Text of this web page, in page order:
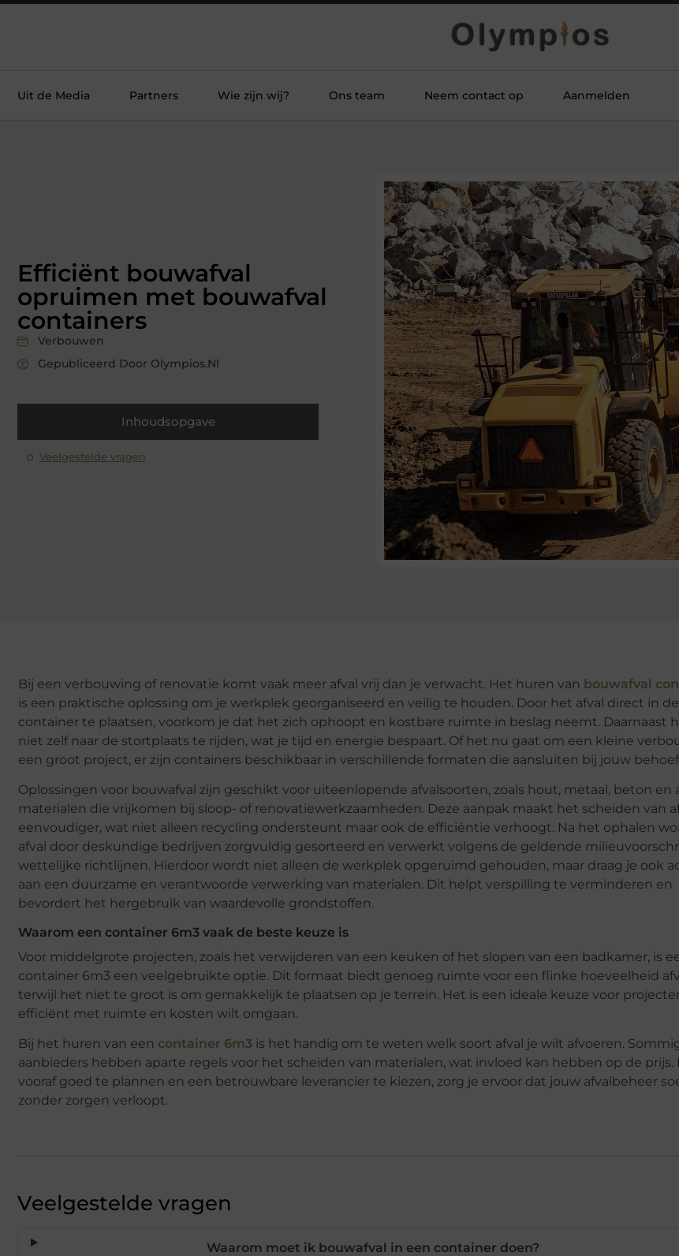
Uit de Media Partners Wie zijn wij? Ons team Neem contact op Aanmelden
Efficiënt bouwafval
opruimen met bouwafval
containers
Verbouwen
Gepubliceerd Door Olympios.nl
Inhoudsopgave
Veelgestelde vragen
Bij een verbouwing of renovatie komt vaak meer afval vrij dan je verwacht. Het huren van bouwafval
is een praktische oplossing om je werkplek georganiseerd en veilig te houden. Door het afval direct in de
container te plaatsen, voorkom je dat het zich ophoopt en kostbare ruimte in beslag neemt. Daarnaast
niet zelf naar de stortplaats te rijden, wat je tijd en energie bespaart. Of het nu gaat om een kleine
een groot project, er zijn containers beschikbaar in verschillende formaten die aansluiten bij jouw
Oplossingen voor bouwafval zijn geschikt voor uiteenlopende afvalsoorten, zoals hout, metaal, beton en
materialen die vrijkomen bij sloop- of renovatiewerkzaamheden. Deze aanpak maakt het scheiden van
eenvoudiger, wat niet alleen recycling ondersteunt maar ook de efficiëntie verhoogt. Na het ophalen
afval door deskundige bedrijven zorgvuldig gesorteerd en verwerkt volgens de geldende
wettelijke richtlijnen. Hierdoor wordt niet alleen de werkplek opgeruimd gehouden, maar draag je ook
aan een duurzame en verantwoorde verwerking van materialen. Dit helpt verspilling te verminderen en
bevordert het hergebruik van waardevolle grondstoffen.
Waarom een container 6m3 vaak de beste keuze is
Voor middelgrote projecten, zoals het verwijderen van een keuken of het slopen van een badkamer, is
container 6m3 een veelgebruikte optie. Dit formaat biedt genoeg ruimte voor een flinke hoeveelheid
terwijl het niet te groot is om gemakkelijk te plaatsen op je terrein. Het is een ideale keuze voor
efficiënt met ruimte en kosten wilt omgaan.
Bij het huren van een container 6m3 is het handig om te weten welk soort afval je wilt afvoeren.
aanbieders hebben aparte regels voor het scheiden van materialen, wat invloed kan hebben op de prijs.
vooraf goed te plannen en een betrouwbare leverancier te kiezen, zorg je ervoor dat jouw afvalbeheer
zonder zorgen verloopt.
Veelgestelde vragen
Waarom moet ik bouwafval in een container doen?